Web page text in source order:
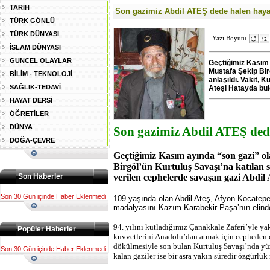
Son gazimiz Abdil ATEŞ dede halen
Yazı Boyutu
Geçtiğimiz
Mustafa Şekip
anlaşıldı. Vakit,
Ateşi Hatayda
Son gazimiz Abdil ATEŞ
Geçtiğimiz Kasım ayında “son
Birgöl’ün Kurtuluş Savaşı’na katılan
verilen cephelerde savaşan gazi Abdil
109 yaşında olan Abdil Ateş, Afyon
madalyasını Kazım Karabekir Paşa’nın
94. yılını kutladığımız Çanakkale Zaferi’yle
kuvvetlerini Anadolu’dan atmak için cepheden
dökülmesiyle son bulan Kurtuluş Savaşı’nda
kalan gaziler ise bir asra yakın süredir özgürlük
TARİH
TÜRK GÖNLÜ
TÜRK DÜNYASI
İSLAM DÜNYASI
GÜNCEL OLAYLAR
BİLİM - TEKNOLOJİ
SAĞLIK-TEDAVİ
HAYAT DERSİ
ÖĞRETİLER
DÜNYA
DOĞA-ÇEVRE
Son Haberler
Son 30 Gün içinde Haber Eklenmedi
Popüler Haberler
Son 30 Gün içinde Haber Eklenmedi.